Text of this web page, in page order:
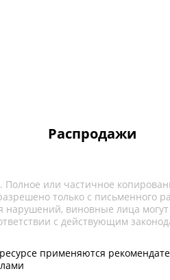
Распродажи
или частичное
только с письменного
нарушений, виновные лица
с действующим
применяются